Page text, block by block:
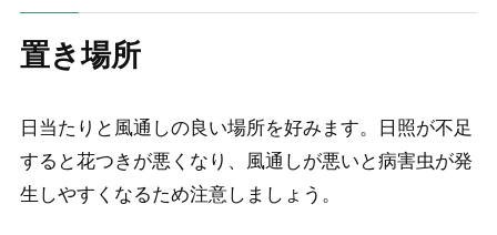
置き場所
日当たりと風通しの良い場所を好みます。日照が不足
すると花つきが悪くなり、風通しが悪いと病害虫が発
生しやすくなるため注意しましょう。